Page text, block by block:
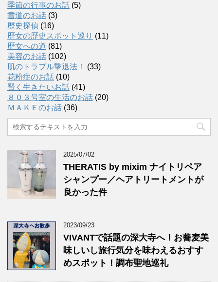
季節の行事のお話 (5)
書道のお話 (3)
歴史探偵 (16)
歴女の歴史スポット巡り (11)
歴女への道 (81)
美容のお話 (102)
肌のトラブル撃退法！
(33)
花粉症のお話 (10)
賢く生きたいお話 (41)
８０３号室の生活のお話 (20)
ＭＡＫＥのお話 (36)
2025/07/02
THERATIS by mixim ナイトリペア
シャンプー／ヘアトリートメントが
良かった件
2023/09/23
VIVANTで話題の深大寺へ！お蕎麦美
味しいし旅行気分を味わえるおすす
めスポット！調布聖地巡礼